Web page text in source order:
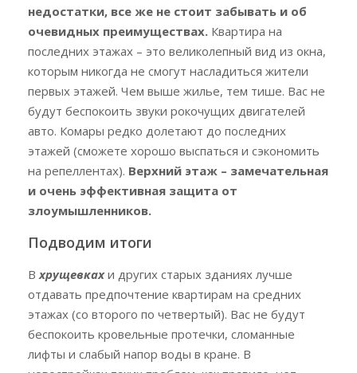
недостатки, все же не стоит забывать и об
очевидных преимуществах. Квартира на
последних этажах – это великолепный вид из окна,
которым никогда не смогут насладиться жители
первых этажей. Чем выше жилье, тем тише. Вас не
будут беспокоить звуки рокочущих двигателей
авто. Комары редко долетают до последних
этажей (сможете хорошо выспаться и сэкономить
на репеллентах). Верхний этаж – замечательная
и очень эффективная защита от
злоумышленников.
Подводим итоги
Вхрущевкахи других старых зданиях лучше
отдавать предпочтение квартирам на средних
этажах (со второго по четвертый). Вас не будут
беспокоить кровельные протечки, сломанные
лифты и слабый напор воды в кране. В